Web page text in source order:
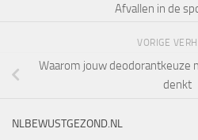
Afvallen in de
VORIGE
Waarom jouw deodorantkeuze
denkt
NLBEWUSTGEZOND.NL